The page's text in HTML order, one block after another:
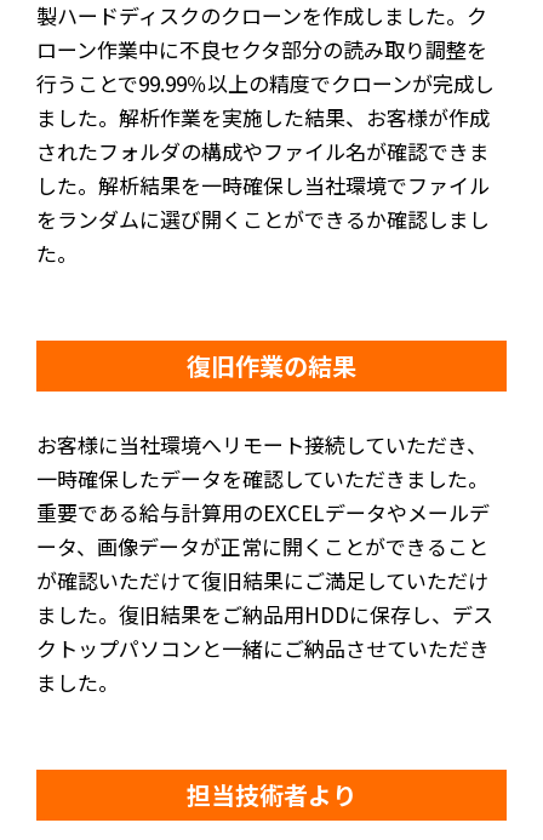
製ハードディスクのクローンを作成しました。ク
ローン作業中に不良セクタ部分の読み取り調整を
行うことで99.99％以上の精度でクローンが完成し
ました。解析作業を実施した結果、お客様が作成
されたフォルダの構成やファイル名が確認できま
した。解析結果を一時確保し当社環境でファイル
をランダムに選び開くことができるか確認しまし
た。
復旧作業の結果
お客様に当社環境へリモート接続していただき、
一時確保したデータを確認していただきました。
重要である給与計算用のEXCELデータやメールデ
ータ、画像データが正常に開くことができること
が確認いただけて復旧結果にご満足していただけ
ました。復旧結果をご納品用HDDに保存し、デス
クトップパソコンと一緒にご納品させていただき
ました。
担当技術者より